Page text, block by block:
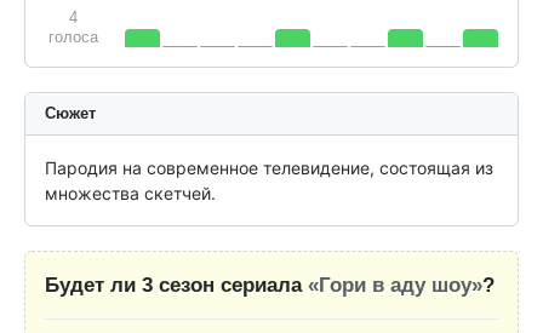
4
голоса
Сюжет
Пародия на современное телевидение, состоящая из
множества скетчей.
Будет ли 3 сезон сериала «Гори в аду шоу»?